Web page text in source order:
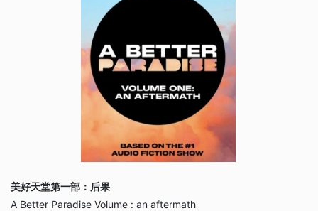
美好天堂第一部：后果
A Better Paradise Volume : an aftermath